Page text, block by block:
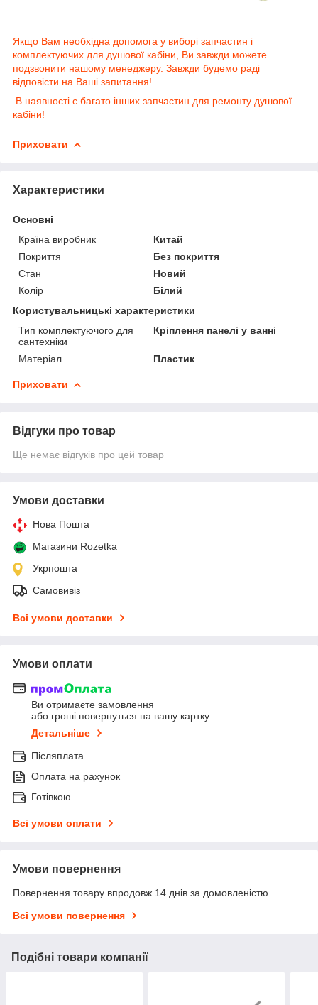
Якщо Вам необхідна допомога у виборі запчастин і
комплектуючих для душової кабіни, Ви завжди можете
подзвонити нашому менеджеру. Завжди будемо раді
відповісти на Ваші запитання!
В наявності є багато інших запчастин для ремонту душової
кабіни!
Приховати
Характеристики
Основні
Країна виробник
Китай
Покриття
Без покриття
Стан
Новий
Колір
Білий
Користувальницькі характеристики
Тип комплектуючого для
сантехніки
Кріплення панелі у ванні
Матеріал Пластик
Приховати
Відгуки про товар
Ще немає відгуків про цей товар
Умови доставки
Нова Пошта
Магазини Rozetka
Укрпошта
Самовивіз
Всі умови доставки
Умови оплати
Ви отримаєте замовлення
або гроші повернуться на вашу картку
Детальніше
Післяплата
Оплата на рахунок
Готівкою
Всі умови оплати
Умови повернення
Повернення товару впродовж 14 днів за домовленістю
Всі умови повернення
Подібні товари компанії